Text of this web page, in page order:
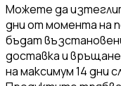
Можете да
дни от момента на
бъдат
доставка и
на максимум 14 дни